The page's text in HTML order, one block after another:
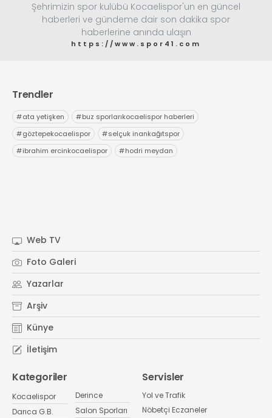
Şehrimizin spor kulübü Kocaelispor'un en güncel
haberleri ve gündeme dair son dakika spor
haberlerine anında ulaşın
https://www.spor41.com
Trendler
#ata yetişken #buz sporlarıkocaelispor haberleri
#göztepekocaelispor #selçuk inankağıtspor
#ibrahim ercinkocaelispor #hodri meydan
Web TV
Foto Galeri
Yazarlar
Arşiv
Künye
İletişim
Kategoriler
Kocaelispor
Darıca G.B.
Derince
Salon Sporları
Servisler
Yol ve Trafik
Nöbetçi Eczaneler